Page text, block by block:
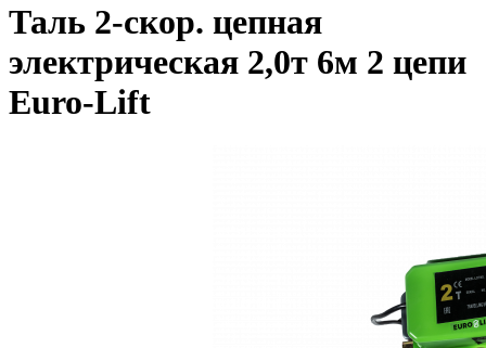
Таль 2-скор. цепная
электрическая 2,0т 6м 2 цепи
Euro-Lift